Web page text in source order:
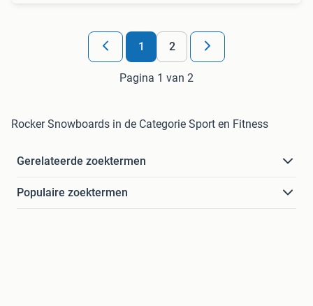
1 2
Pagina 1 van 2
Rocker Snowboards in de Categorie Sport en Fitness
Gerelateerde zoektermen
Populaire zoektermen